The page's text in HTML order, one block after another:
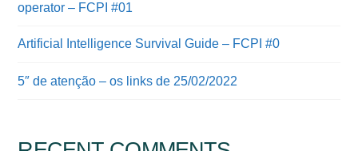
operator – FCPI #01
Artificial Intelligence Survival Guide – FCPI #0
5″ de atenção – os links de 25/02/2022